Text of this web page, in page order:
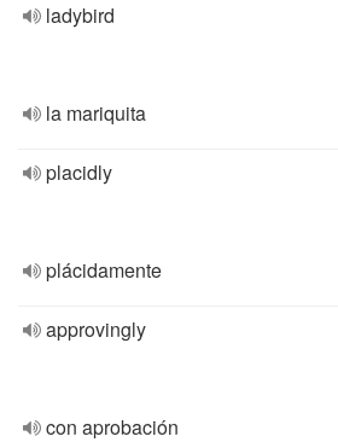
ladybird
la mariquita
placidly
plácidamente
approvingly
con aprobación